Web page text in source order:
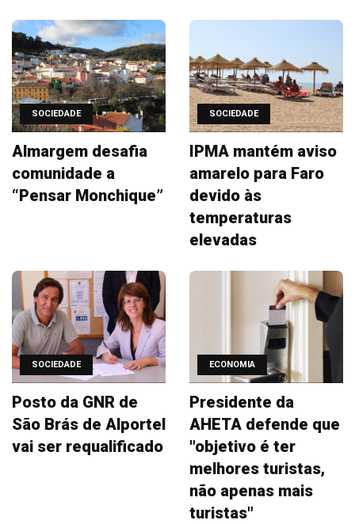
SOCIEDADE
Almargem desafia
comunidade a
“Pensar Monchique”
SOCIEDADE
IPMA mantém aviso
amarelo para Faro
devido às
temperaturas
elevadas
SOCIEDADE
Posto da GNR de
São Brás de Alportel
vai ser requalificado
ECONOMIA
Presidente da
AHETA defende que
"objetivo é ter
melhores turistas,
não apenas mais
turistas"